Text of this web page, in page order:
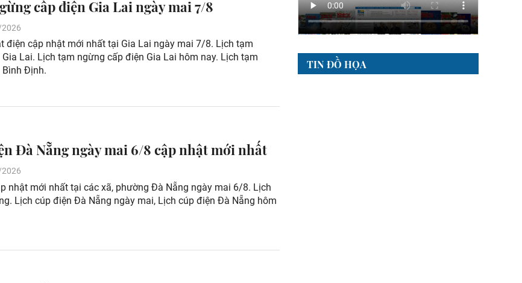
cấp điện Gia Lai ngày mai 7/8
điện cập nhật mới nhất tại Gia Lai ngày mai 7/8. Lịch tạm
Lai. Lịch tạm ngừng cấp điện Gia Lai hôm nay. Lịch tạm
Định.
Đà Nẵng ngày mai 6/8 cập nhật mới nhất
nhật mới nhất tại các xã, phường Đà Nẵng ngày mai 6/8. Lịch
Lịch cúp điện Đà Nẵng ngày mai, Lịch cúp điện Đà Nẵng hôm
TIN ĐỒ HỌA